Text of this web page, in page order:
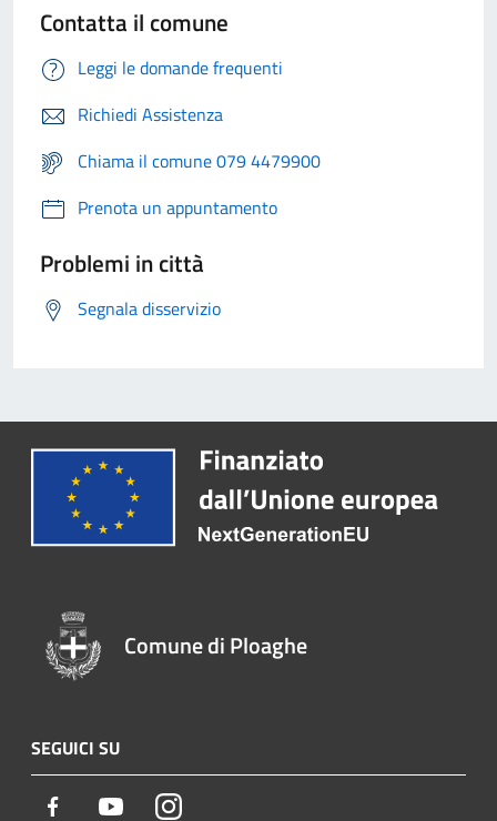
Contatta il comune
Leggi le domande frequenti
Richiedi Assistenza
Chiama il comune 079 4479900
Prenota un appuntamento
Problemi in città
Segnala disservizio
Comune di Ploaghe
SEGUICI SU
Facebook YoutubeInstagram